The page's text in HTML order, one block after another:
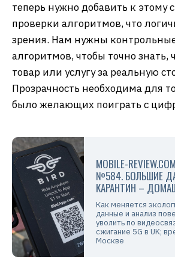
теперь нужно добавить к этому
проверки алгоритмов, что
зрения. Нам нужны
алгоритмов, чтобы точно знать,
товар или услугу за реальную
Прозрачность необходима для
было желающих поиграть с
MOBILE-
№584. БОЛЬШИЕ
КАРАНТИН –
Как меняется
данные и анализ
уволить по
сжигание 5G в UK;
Москве